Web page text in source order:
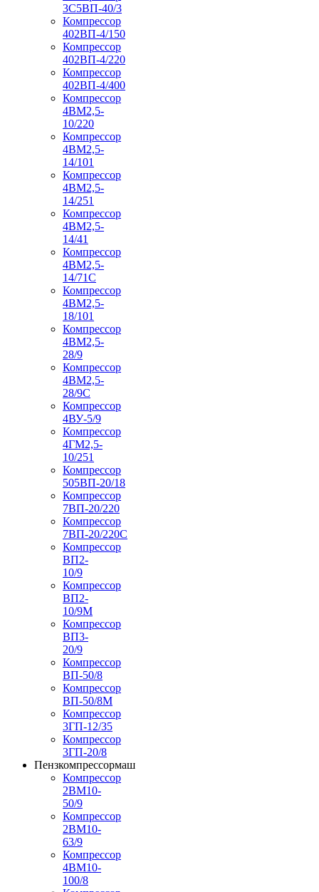
3С5ВП-40/3
Компрессор
402ВП-4/150
Компрессор
402ВП-4/220
Компрессор
402ВП-4/400
Компрессор
4ВМ2,5-
10/220
Компрессор
4ВМ2,5-
14/101
Компрессор
4ВМ2,5-
14/251
Компрессор
4ВМ2,5-
14/41
Компрессор
4ВМ2,5-
14/71C
Компрессор
4ВМ2,5-
18/101
Компрессор
4ВМ2,5-
28/9
Компрессор
4ВМ2,5-
28/9С
Компрессор
4ВУ-5/9
Компрессор
4ГМ2,5-
10/251
Компрессор
505ВП-20/18
Компрессор
7ВП-20/220
Компрессор
7ВП-20/220С
Компрессор
ВП2-
10/9
Компрессор
ВП2-
10/9М
Компрессор
ВП3-
20/9
Компрессор
ВП-50/8
Компрессор
ВП-50/8М
Компрессор
3ГП-12/35
Компрессор
3ГП-20/8
Пензкомпрессормаш
Компрессор
2ВМ10-
50/9
Компрессор
2ВМ10-
63/9
Компрессор
4ВМ10-
100/8